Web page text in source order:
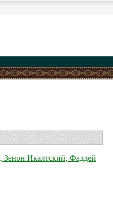
Икалтский, Фаддей